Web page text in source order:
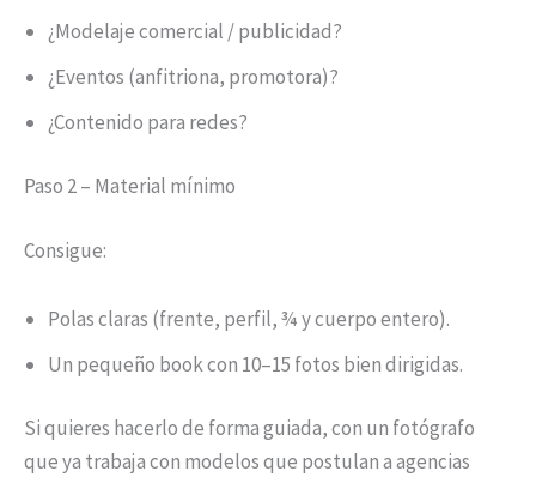
¿Modelaje comercial / publicidad?
¿Eventos (anfitriona, promotora)?
¿Contenido para redes?
Paso 2 – Material mínimo
Consigue:
Polas claras (frente, perfil, ¾ y cuerpo entero).
Un pequeño book con 10–15 fotos bien dirigidas.
Si quieres hacerlo de forma guiada, con un fotógrafo
que ya trabaja con modelos que postulan a agencias